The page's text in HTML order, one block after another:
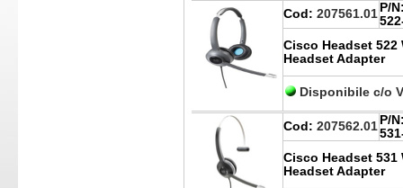
Cod: 207561.01 P/
Cisco Headset 522
Headset Adapter
Disponibile c/o
Cod: 207562.01 P/
Cisco Headset 531
Headset Adapter